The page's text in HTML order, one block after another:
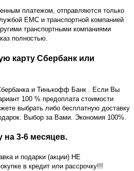
платежом, отправляются только
ЕМС и транспортной компанией
транспортными компаниями
полностью.
карту Сбербанк или
и Тинькофф Банк
. Если Вы
100 % предоплата стоимости
выбрать либо бесплатную доставку
Выбор за Вами. Экономия 100%.
на 3-6 месяцев.
и подарки (акции) НЕ
в кредит или рассрочку!!!